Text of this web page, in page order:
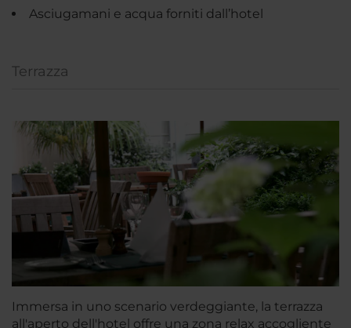
Asciugamani e acqua forniti dall’hotel
Terrazza
Immersa in uno scenario verdeggiante, la terrazza
all'aperto dell'hotel offre una zona relax accogliente